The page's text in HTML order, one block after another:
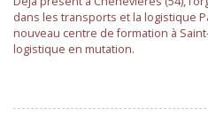
dans les transports et la logistique
nouveau centre de formation à
logistique en mutation.